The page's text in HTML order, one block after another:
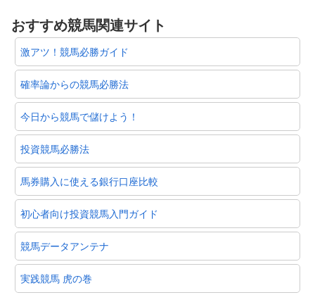
おすすめ競馬関連サイト
激アツ！競馬必勝ガイド
確率論からの競馬必勝法
今日から競馬で儲けよう！
投資競馬必勝法
馬券購入に使える銀行口座比較
初心者向け投資競馬入門ガイド
競馬データアンテナ
実践競馬 虎の巻